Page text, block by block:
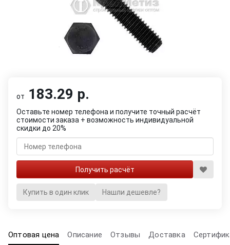
от 183.29 р.
Оставьте номер телефона и получите точный расчёт
стоимости заказа + возможность индивидуальной
скидки до 20%
Купить в один клик Нашли дешевле?
Оптовая цена Описание Отзывы Доставка